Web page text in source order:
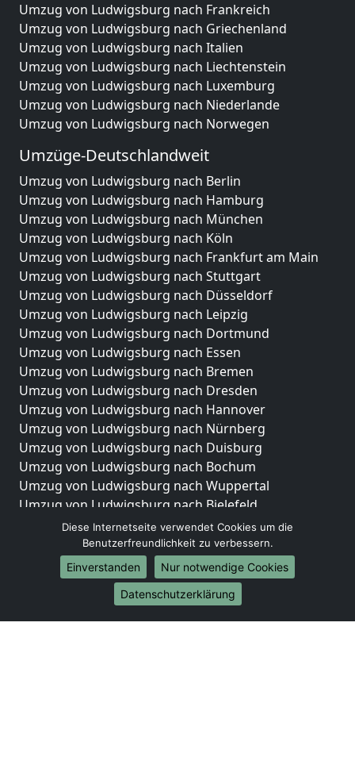
Umzug von Ludwigsburg nach Frankreich
Umzug von Ludwigsburg nach Griechenland
Umzug von Ludwigsburg nach Italien
Umzug von Ludwigsburg nach Liechtenstein
Umzug von Ludwigsburg nach Luxemburg
Umzug von Ludwigsburg nach Niederlande
Umzug von Ludwigsburg nach Norwegen
Umzüge-Deutschlandweit
Umzug von Ludwigsburg nach Berlin
Umzug von Ludwigsburg nach Hamburg
Umzug von Ludwigsburg nach München
Umzug von Ludwigsburg nach Köln
Umzug von Ludwigsburg nach Frankfurt am Main
Umzug von Ludwigsburg nach Stuttgart
Umzug von Ludwigsburg nach Düsseldorf
Umzug von Ludwigsburg nach Leipzig
Umzug von Ludwigsburg nach Dortmund
Umzug von Ludwigsburg nach Essen
Umzug von Ludwigsburg nach Bremen
Umzug von Ludwigsburg nach Dresden
Umzug von Ludwigsburg nach Hannover
Umzug von Ludwigsburg nach Nürnberg
Umzug von Ludwigsburg nach Duisburg
Umzug von Ludwigsburg nach Bochum
Umzug von Ludwigsburg nach Wuppertal
Umzug von Ludwigsburg nach Bielefeld
Umzug von Ludwigsburg nach Bonn
Umzug von Ludwigsburg nach Münster
Internationale-Umzüge
Umzug von Ludwigsburg nach Brasilien
Umzug von Ludwigsburg nach Brunei Darussalam
Diese Internetseite verwendet Cookies um die
Benutzerfreundlichkeit zu verbessern.
Einverstanden
Nur notwendige Cookies
Datenschutzerklärung